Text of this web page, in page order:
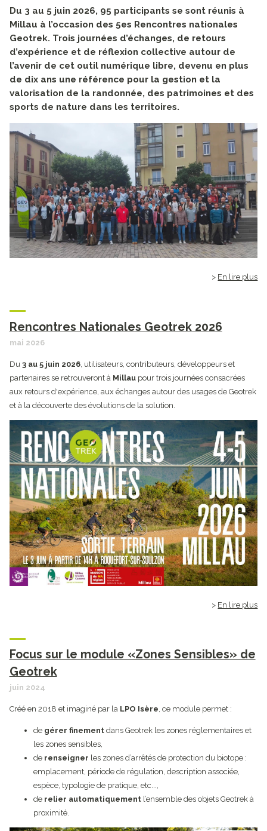
Du 3 au 5 juin 2026, 95 participants se sont réunis à
Millau à l’occasion des 5es Rencontres nationales
Geotrek. Trois journées d’échanges, de retours
d’expérience et de réflexion collective autour de
l’avenir de cet outil numérique libre, devenu en plus
de dix ans une référence pour la gestion et la
valorisation de la randonnée, des patrimoines et des
sports de nature dans les territoires.
En lire plus
Rencontres Nationales Geotrek 2026
mai 2026
Du 3 au 5 juin 2026, utilisateurs, contributeurs, développeurs et
partenaires se retrouveront à Millaupour trois journées consacrées
aux retours d'expérience, aux échanges autour des usages de Geotrek
et à la découverte des évolutions de la solution.
En lire plus
Focus sur le module «Zones Sensibles» de
Geotrek
juin 2024
Créé en 2018 et imaginé par la LPO Isère, ce module permet :
de gérer finementdans Geotrek les zones réglementaires et
les zones sensibles,
de renseigner les zones d’arrêtés de protection du biotope :
emplacement, période de régulation, description associée,
espèce, typologie de pratique, etc...,
de relier automatiquementl’ensemble des objets Geotrek à
proximité.